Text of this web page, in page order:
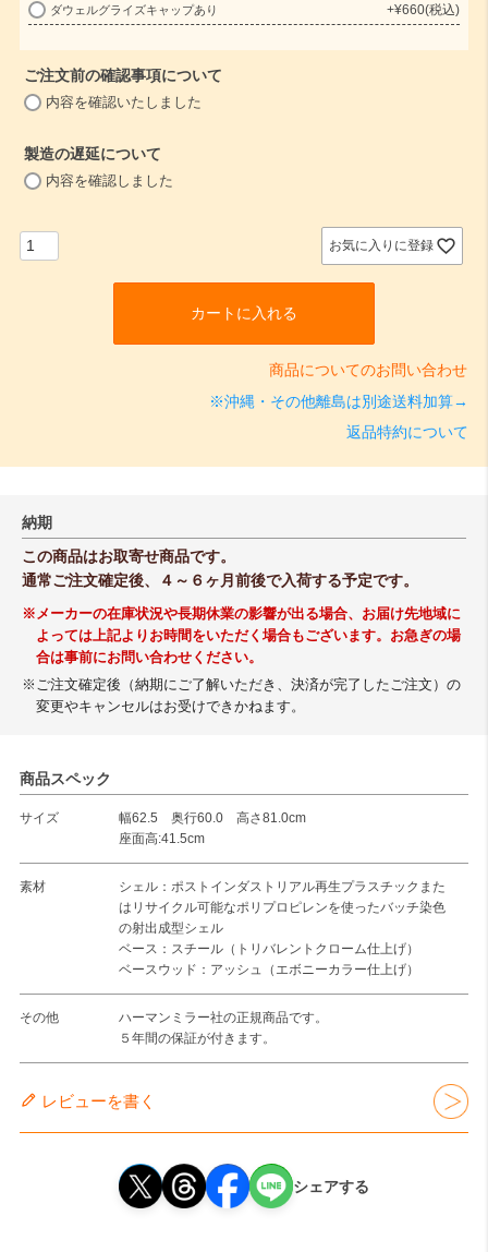
必
)
ダウェルグライズキャップあり +¥660 税込
ご注文前の確認事項について
内容を確認いたしました
製造の遅延について
(
内容を確認しました
お気に入りに登録
カートに入れる
商品についてのお問い合わせ
※沖縄・その他離島は別途送料加算→
返品特約について
納期
この商品はお取寄せ商品です。
通常ご注文確定後、４～６ヶ月前後で入荷する予定です。
※メーカーの在庫状況や長期休業の影響が出る場合、お届け先地域に
よっては上記よりお時間をいただく場合もございます。お急ぎの場
合は事前にお問い合わせください。
※ご注文確定後（納期にご了解いただき、決済が完了したご注文）の
変更やキャンセルはお受けできかねます。
商品スペック
サイズ
幅62.5 奥行60.0 高さ81.0cm
座面高:41.5cm
素材
シェル：ポストインダストリアル再生プラスチックまた
はリサイクル可能なポリプロピレンを使ったバッチ染色
の射出成型シェル
ベース：スチール（トリバレントクローム仕上げ）
ベースウッド：アッシュ（エボニーカラー仕上げ）
その他
ハーマンミラー社の正規商品です。
５年間の保証が付きます。
レビューを書く
シェアする